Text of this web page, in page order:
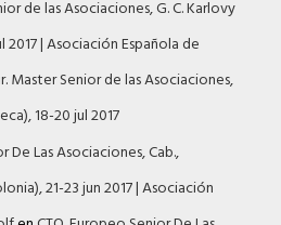
de las Asociaciones, G. C. Karlovy
2017 | Asociación Española de
Master Senior de las Asociaciones,
18-20 jul 2017
De Las Asociaciones, Cab.,
21-23 jun 2017 | Asociación